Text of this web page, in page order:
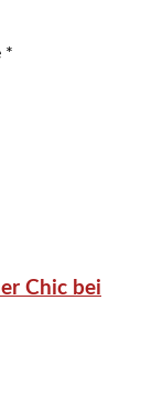
*
Chic bei